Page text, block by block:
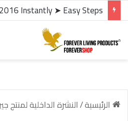
الرئيسية/النشرة الداخلية لمنتج